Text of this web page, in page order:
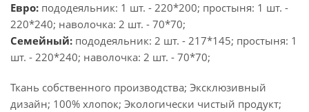
Евро: пододеяльник: 1 шт. - 220*200; простыня: 1 шт. -
220*240; наволочка: 2 шт. - 70*70;
Семейный: пододеяльник: 2 шт. - 217*145; простыня: 1
шт. - 220*240; наволочка: 2 шт. - 70*70;
Ткань собственного производства; Эксклюзивный
дизайн; 100% хлопок; Экологически чистый продукт;